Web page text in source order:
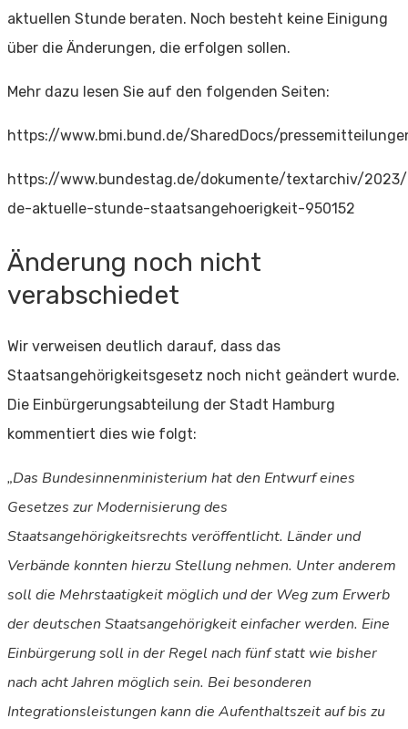
aktuellen Stunde beraten. Noch besteht keine Einigung
über die Änderungen, die erfolgen sollen.
Mehr dazu lesen Sie auf den folgenden Seiten:
https://www.bmi.bund.de/SharedDocs/
https://www.bundestag.de/dokumente/textarchiv/
de-aktuelle-stunde-staatsangehoerigkeit-950152
Änderung noch nicht
verabschiedet
Wir verweisen deutlich darauf, dass das
Staatsangehörigkeitsgesetz noch nicht geändert wurde.
Die Einbürgerungsabteilung der Stadt Hamburg
kommentiert dies wie folgt:
„Das Bundesinnenministerium hat den Entwurf eines
Gesetzes zur Modernisierung des
Staatsangehörigkeitsrechts veröffentlicht. Länder und
Verbände konnten hierzu Stellung nehmen. Unter anderem
soll die Mehrstaatigkeit möglich und der Weg zum Erwerb
der deutschen Staatsangehörigkeit einfacher werden. Eine
Einbürgerung soll in der Regel nach fünf statt wie bisher
nach acht Jahren möglich sein. Bei besonderen
Integrationsleistungen kann die Aufenthaltszeit auf bis zu